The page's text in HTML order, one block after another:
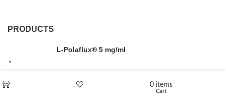
PRODUCTS
L-Polaflux® 5 mg/ml
0 items
Cart